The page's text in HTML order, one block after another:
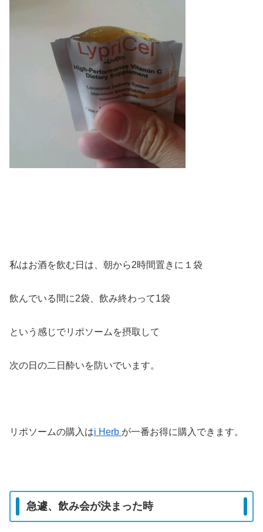
私はお酒を飲む日は、朝から2時間置きに１袋
飲んでいる間に2袋、飲み終わって1袋
という感じでリポソームを摂取して
次の日の二日酔いを防いでいます。
リポソームの購入はi Herb が一番お得に購入できます。
急遽、飲み会が決まった時